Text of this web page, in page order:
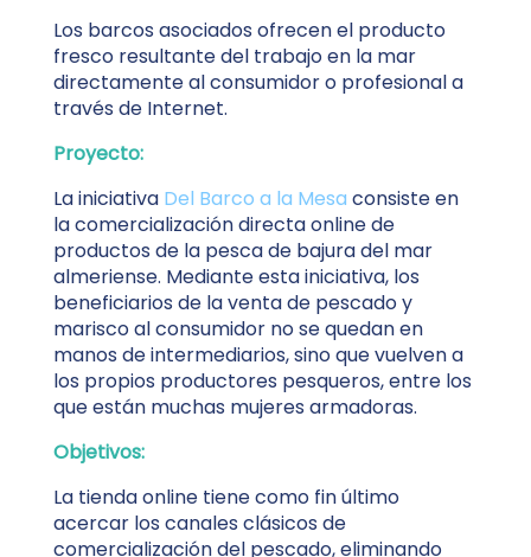
Los barcos asociados ofrecen el producto
fresco resultante del trabajo en la mar
directamente al consumidor o profesional a
través de Internet.
Proyecto:
La iniciativa Del Barco a la Mesa consiste en
la comercialización directa online de
productos de la pesca de bajura del mar
almeriense. Mediante esta iniciativa, los
beneficiarios de la venta de pescado y
marisco al consumidor no se quedan en
manos de intermediarios, sino que vuelven a
los propios productores pesqueros, entre los
que están muchas mujeres armadoras.
Objetivos:
La tienda online tiene como fin último
acercar los canales clásicos de
comercialización del pescado, eliminando